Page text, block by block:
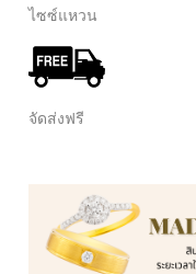
ไซซ์แหวน
จัดส่งฟรี